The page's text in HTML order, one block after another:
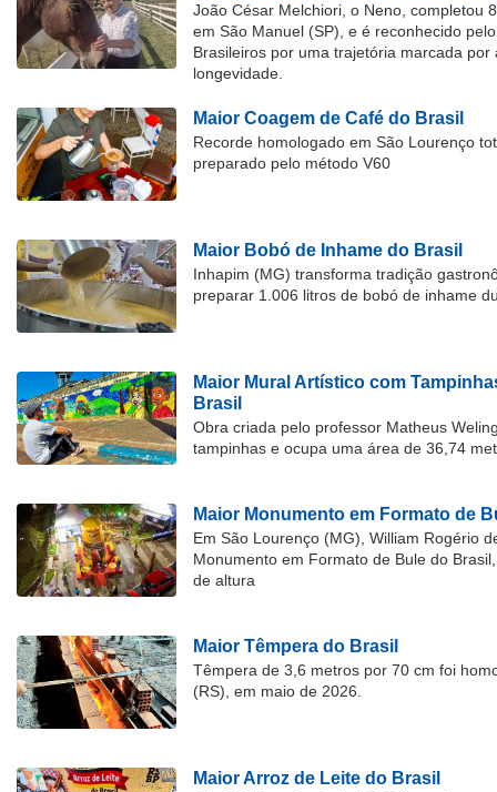
João César Melchiori, o Neno, completou
em São Manuel (SP), e é reconhecido
Brasileiros por uma trajetória marcada por
longevidade.
Maior Coagem de Café do Brasil
Recorde homologado em São Lourenço
preparado pelo método V60
Maior Bobó de Inhame do Brasil
Inhapim (MG) transforma tradição
preparar 1.006 litros de bobó de inhame
Maior Mural Artístico com
Brasil
Obra criada pelo professor Matheus
tampinhas e ocupa uma área de 36,74
Maior Monumento em Formato de
Em São Lourenço (MG), William Rogério
Monumento em Formato de Bule do
de altura
Maior Têmpera do Brasil
Têmpera de 3,6 metros por 70 cm foi
(RS), em maio de 2026.
Maior Arroz de Leite do Brasil